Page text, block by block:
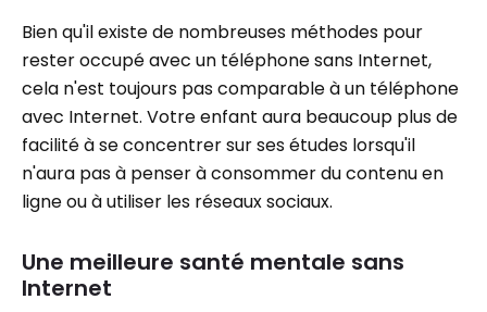
Bien qu'il existe de nombreuses méthodes pour
rester occupé avec un téléphone sans Internet,
cela n'est toujours pas comparable à un téléphone
avec Internet. Votre enfant aura beaucoup plus de
facilité à se concentrer sur ses études lorsqu'il
n'aura pas à penser à consommer du contenu en
ligne ou à utiliser les réseaux sociaux.
Une meilleure santé mentale sans
Internet